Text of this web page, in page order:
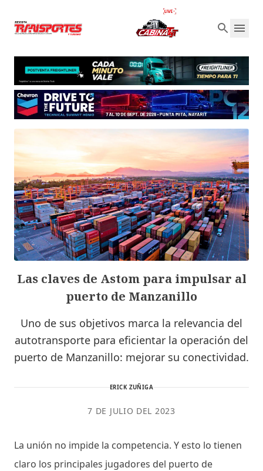
Las claves de Astom para impulsar al
puerto de Manzanillo
Uno de sus objetivos marca la relevancia del
autotransporte para eficientar la operación del
puerto de Manzanillo: mejorar su conectividad.
ERICK ZUÑIGA
7 DE JULIO DEL 2023
La unión no impide la competencia. Y esto lo tienen
claro los principales jugadores del puerto de